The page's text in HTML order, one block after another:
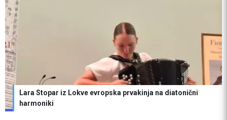
Lara Stopar iz Lokve evropska prvakinja na diatonični
harmoniki